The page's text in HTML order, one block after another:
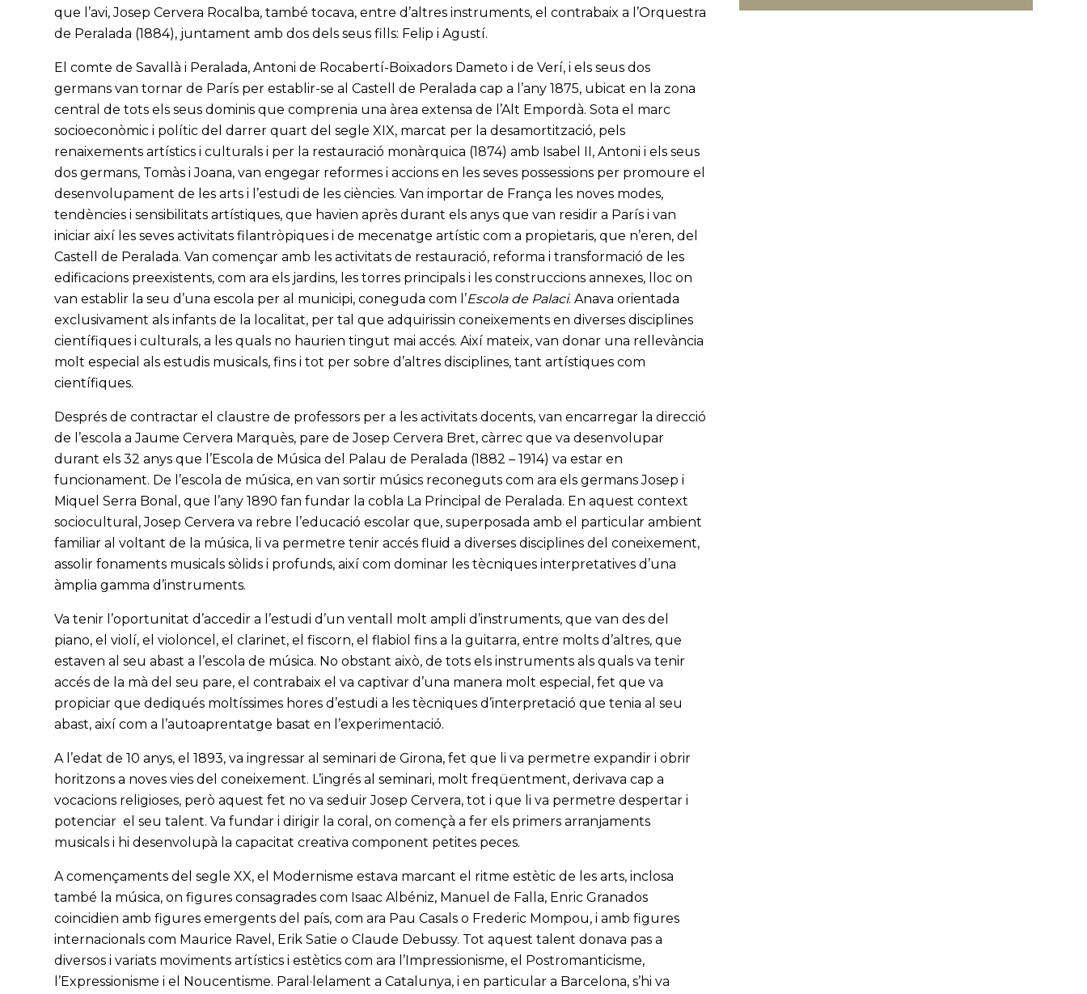
que l’avi, Josep Cervera Rocalba, també tocava, entre d’altres instruments, el contrabaix a l’Orquestra
de Peralada (1884), juntament amb dos dels seus fills: Felip i Agustí.
El comte de Savallà i Peralada, Antoni de Rocabertí-Boixadors Dameto i de Verí, i els seus dos
germans van tornar de París per establir-se al Castell de Peralada cap a l’any 1875, ubicat en la zona
central de tots els seus dominis que comprenia una àrea extensa de l’Alt Empordà. Sota el marc
socioeconòmic i polític del darrer quart del segle XIX, marcat per la desamortització, pels
renaixements artístics i culturals i per la restauració monàrquica (1874) amb Isabel II, Antoni i els seus
dos germans, Tomàs i Joana, van engegar reformes i accions en les seves possessions per promoure el
desenvolupament de les arts i l’estudi de les ciències. Van importar de França les noves modes,
tendències i sensibilitats artístiques, que havien après durant els anys que van residir a París i van
iniciar així les seves activitats filantròpiques i de mecenatge artístic com a propietaris, que n’eren, del
Castell de Peralada. Van començar amb les activitats de restauració, reforma i transformació de les
edificacions preexistents, com ara els jardins, les torres principals i les construccions annexes, lloc on
van establir la seu d’una escola per al municipi, coneguda com l’Escola de Palaci. Anava orientada
exclusivament als infants de la localitat, per tal que adquirissin coneixements en diverses disciplines
científiques i culturals, a les quals no haurien tingut mai accés. Així mateix, van donar una rellevància
molt especial als estudis musicals, fins i tot per sobre d’altres disciplines, tant artístiques com
científiques.
Després de contractar el claustre de professors per a les activitats docents, van encarregar la direcció
de l’escola a Jaume Cervera Marquès, pare de Josep Cervera Bret, càrrec que va desenvolupar
durant els 32 anys que l’Escola de Música del Palau de Peralada (1882 – 1914) va estar en
funcionament. De l’escola de música, en van sortir músics reconeguts com ara els germans Josep i
Miquel Serra Bonal, que l’any 1890 fan fundar la cobla La Principal de Peralada. En aquest context
sociocultural, Josep Cervera va rebre l’educació escolar que, superposada amb el particular ambient
familiar al voltant de la música, li va permetre tenir accés fluid a diverses disciplines del coneixement,
assolir fonaments musicals sòlids i profunds, així com dominar les tècniques interpretatives d’una
àmplia gamma d’instruments.
Va tenir l’oportunitat d’accedir a l’estudi d’un ventall molt ampli d’instruments, que van des del
piano, el violí, el violoncel, el clarinet, el fiscorn, el flabiol fins a la guitarra, entre molts d’altres, que
estaven al seu abast a l’escola de música. No obstant això, de tots els instruments als quals va tenir
accés de la mà del seu pare, el contrabaix el va captivar d’una manera molt especial, fet que va
propiciar que dediqués moltíssimes hores d’estudi a les tècniques d’interpretació que tenia al seu
abast, així com a l’autoaprentatge basat en l’experimentació.
A l’edat de 10 anys, el 1893, va ingressar al seminari de Girona, fet que li va permetre expandir i obrir
horitzons a noves vies del coneixement. L’ingrés al seminari, molt freqüentment, derivava cap a
vocacions religioses, però aquest fet no va seduir Josep Cervera, tot i que li va permetre despertar i
potenciar el seu talent. Va fundar i dirigir la coral, on començà a fer els primers arranjaments
musicals i hi desenvolupà la capacitat creativa component petites peces.
A començaments del segle XX, el Modernisme estava marcant el ritme estètic de les arts, inclosa
també la música, on figures consagrades com Isaac Albéniz, Manuel de Falla, Enric Granados
coincidien amb figures emergents del país, com ara Pau Casals o Frederic Mompou, i amb figures
internacionals com Maurice Ravel, Erik Satie o Claude Debussy. Tot aquest talent donava pas a
diversos i variats moviments artístics i estètics com ara l’Impressionisme, el Postromanticisme,
l’Expressionisme i el Noucentisme. Paral·lelament a Catalunya, i en particular a Barcelona, s’hi va